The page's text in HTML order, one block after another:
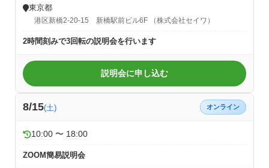
東京都
港区新橋2-20-15 新橋駅前ビル6F （株式会社セイワ）
2時間刻みで3回転の説明会を行います
説明会に申し込む
8/15(土) オンライン
10:00 〜 18:00
ZOOM簡易説明会